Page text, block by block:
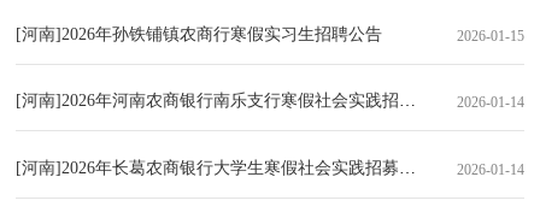
[河南]2026年孙铁铺镇农商行寒假实习生招聘公告 2026-01-15
[河南]2026年河南农商银行南乐支行寒假社会实践招募公告 2026-01-14
[河南]2026年长葛农商银行大学生寒假社会实践招募公告 2026-01-14